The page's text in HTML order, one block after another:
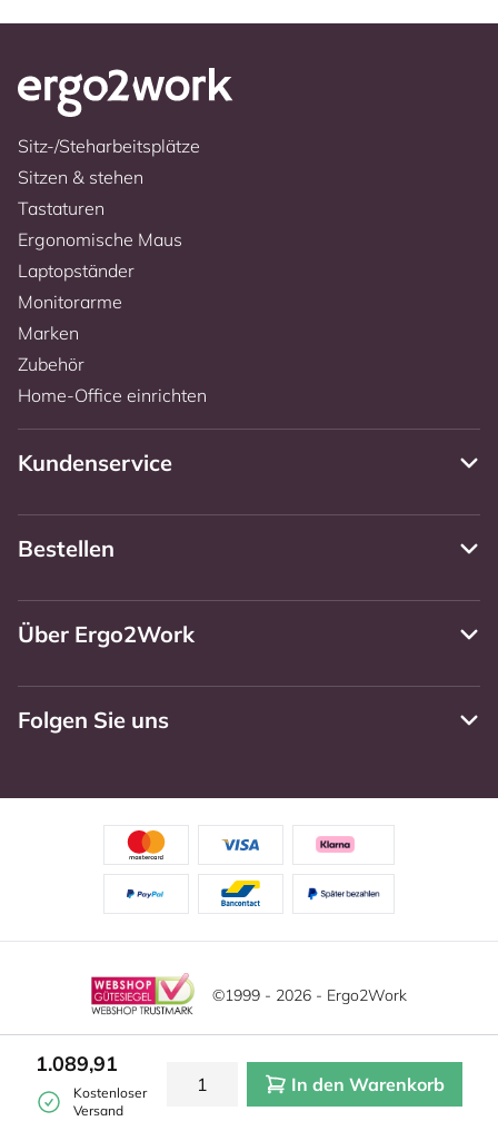
1.089,91
Kostenloser
Versand
In den Warenkorb
Sitz-/Steharbeitsplätze
Sitzen & stehen
Tastaturen
Ergonomische Maus
Laptopständer
Monitorarme
Marken
Zubehör
Home-Office einrichten
Kundenservice
Bestellen
Über Ergo2Work
Folgen Sie uns
©1999 - 2026 - Ergo2Work
Haftungsausschluss
Allgemeine Geschäftsbedingungen
Cookie-Einstellungen
Diese Website verwendet Cookies. Lesen Sie unsere
Datenschutzerklärung für weitere Informationen.Mehr
|Verstecken